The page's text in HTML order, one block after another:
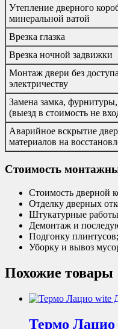
Утепление дверного
минеральной ватой
Врезка глазка
Врезка ночной задвижки
Монтаж двери без
электричеству
Замена замка,
(выезд в стоимость не
Аварийное вскрытие
материалов на
Стоимость
Стоимость дверной
Отделку дверных
Штукатурные
Демонтаж и
Подгонку плинтусов;
Уборку и вывоз
Похожие товары
Термо Лацио